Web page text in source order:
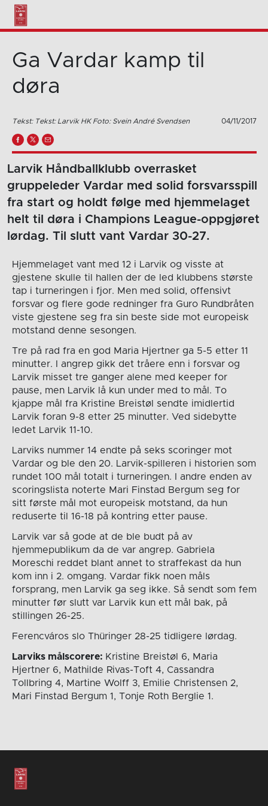
Ga Vardar kamp til
døra
Tekst: Tekst: Larvik HK Foto: Svein André Svendsen 04/11/2017
Larvik Håndballklubb overrasket
gruppeleder Vardar med solid forsvarsspill
fra start og holdt følge med hjemmelaget
helt til døra i Champions League-oppgjøret
lørdag. Til slutt vant Vardar 30-27.
Hjemmelaget vant med 12 i Larvik og visste at
gjestene skulle til hallen der de led klubbens største
tap i turneringen i fjor. Men med solid, offensivt
forsvar og flere gode redninger fra Guro Rundbråten
viste gjestene seg fra sin beste side mot europeisk
motstand denne sesongen.
Tre på rad fra en god Maria Hjertner ga 5-5 etter 11
minutter. I angrep gikk det tråere enn i forsvar og
Larvik misset tre ganger alene med keeper for
pause, men Larvik lå kun under med to mål. To
kjappe mål fra Kristine Breistøl sendte imidlertid
Larvik foran 9-8 etter 25 minutter. Ved sidebytte
ledet Larvik 11-10.
Larviks nummer 14 endte på seks scoringer mot
Vardar og ble den 20. Larvik-spilleren i historien som
rundet 100 mål totalt i turneringen. I andre enden av
scoringslista noterte Mari Finstad Bergum seg for
sitt første mål mot europeisk motstand, da hun
reduserte til 16-18 på kontring etter pause.
Larvik var så gode at de ble budt på av
hjemmepublikum da de var angrep. Gabriela
Moreschi reddet blant annet to straffekast da hun
kom inn i 2. omgang. Vardar fikk noen måls
forsprang, men Larvik ga seg ikke. Så sendt som fem
minutter før slutt var Larvik kun ett mål bak, på
stillingen 26-25.
Ferencváros slo Thüringer 28-25 tidligere lørdag.
Larviks målscorere: Kristine Breistøl 6, Maria
Hjertner 6, Mathilde Rivas-Toft 4, Cassandra
Tollbring 4, Martine Wolff 3, Emilie Christensen 2,
Mari Finstad Bergum 1, Tonje Roth Berglie 1.